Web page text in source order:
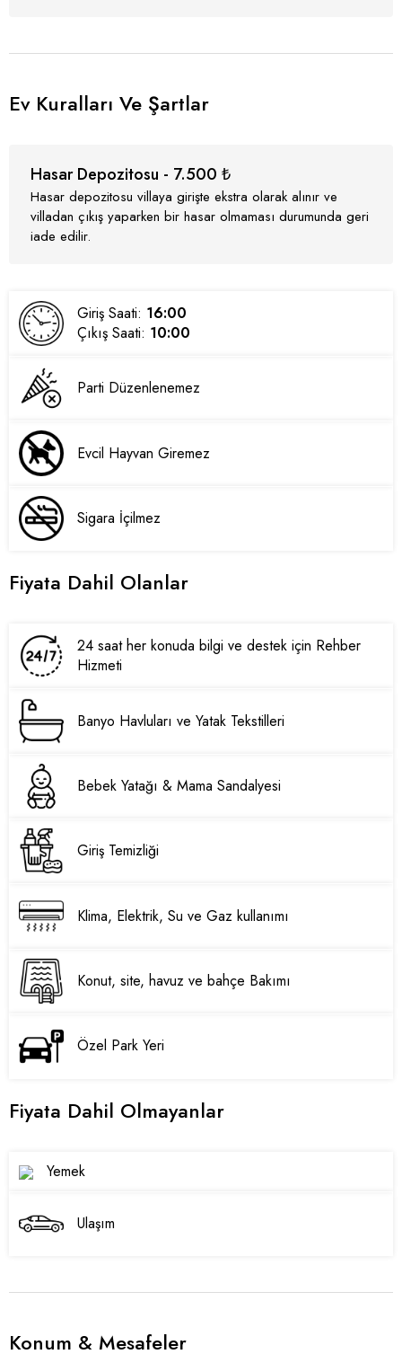
Ev Kuralları Ve Şartlar
Hasar Depozitosu - 7.500 ₺
Hasar depozitosu villaya girişte ekstra olarak alınır ve
villadan çıkış yaparken bir hasar olmaması durumunda geri
iade edilir.
Giriş Saati: 16:00
Çıkış Saati: 10:00
Parti Düzenlenemez
Evcil Hayvan Giremez
Sigara İçilmez
Fiyata Dahil Olanlar
24 saat her konuda bilgi ve destek için Rehber
Hizmeti
Banyo Havluları ve Yatak Tekstilleri
Bebek Yatağı & Mama Sandalyesi
Giriş Temizliği
Klima, Elektrik, Su ve Gaz kullanımı
Konut, site, havuz ve bahçe Bakımı
Özel Park Yeri
Fiyata Dahil Olmayanlar
Yemek
Ulaşım
Konum & Mesafeler